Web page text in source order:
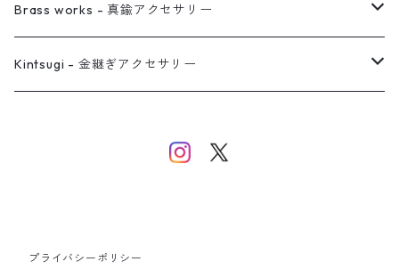
イヤーカフ
バングル
ネックレス
イヤーカフ
リング
ネックレス
ピアス
ネックレス
Brass works - 真鍮アクセサリー
リング
Kintsugi - 金継ぎアクセサリー
プライバシーポリシー